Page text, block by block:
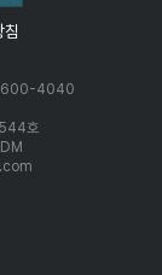
600-4040
호